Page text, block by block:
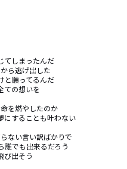
てしまったんだ
ら逃げ出した
と願ってるんだ
ての想いを
を燃やしたのか
にすることも叶わない
ない言い訳ばかりで
誰でも出来るだろう
び出そう